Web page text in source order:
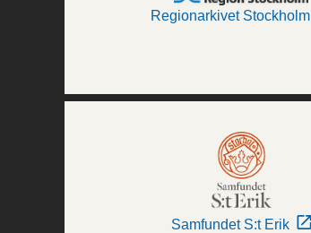
Regionarkivet Stockholm
Samfundet S:t Erik